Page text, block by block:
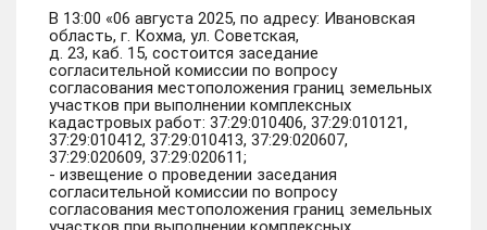
В 13:00 «06 августа 2025, по адресу: Ивановская
область, г. Кохма, ул. Советская,
д. 23, каб. 15, состоится заседание
согласительной комиссии по вопросу
согласования местоположения границ земельных
участков при выполнении комплексных
кадастровых работ: 37:29:010406, 37:29:010121,
37:29:010412, 37:29:010413, 37:29:020607,
37:29:020609, 37:29:020611;
- извещение о проведении заседания
согласительной комиссии по вопросу
согласования местоположения границ земельных